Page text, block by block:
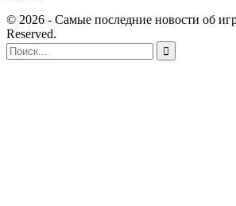
© 2026 - Самые последние новости об
Reserved.